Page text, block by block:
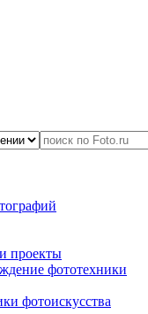
проекты
фототехники
фотоискусства